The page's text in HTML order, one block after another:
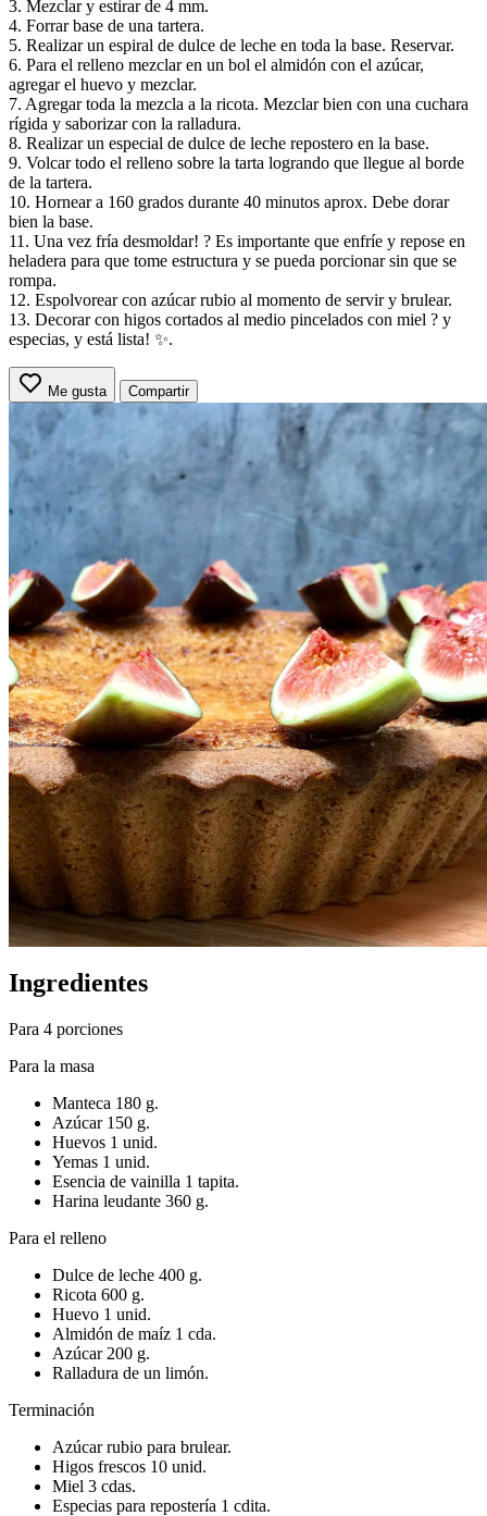
3. Mezclar y estirar de 4 mm.
4. Forrar base de una tartera.
5. Realizar un espiral de dulce de leche en toda la base. Reservar.
6. Para el relleno mezclar en un bol el almidón con el azúcar,
agregar el huevo y mezclar.
7. Agregar toda la mezcla a la ricota. Mezclar bien con una cuchara
rígida y saborizar con la ralladura.
8. Realizar un especial de dulce de leche repostero en la base.
9. Volcar todo el relleno sobre la tarta logrando que llegue al borde
de la tartera.
10. Hornear a 160 grados durante 40 minutos aprox. Debe dorar
bien la base.
11. Una vez fría desmoldar! ? Es importante que enfríe y repose en
heladera para que tome estructura y se pueda porcionar sin que se
rompa.
12. Espolvorear con azúcar rubio al momento de servir y brulear.
13. Decorar con higos cortados al medio pincelados con miel ? y
especias, y está lista! ✨.
Me gusta Compartir
Ingredientes
Para 4 porciones
Para la masa
Manteca 180 g.
Azúcar 150 g.
Huevos 1 unid.
Yemas 1 unid.
Esencia de vainilla 1 tapita.
Harina leudante 360 g.
Para el relleno
Dulce de leche 400 g.
Ricota 600 g.
Huevo 1 unid.
Almidón de maíz 1 cda.
Azúcar 200 g.
Ralladura de un limón.
Terminación
Azúcar rubio para brulear.
Higos frescos 10 unid.
Miel 3 cdas.
Especias para repostería 1 cdita.